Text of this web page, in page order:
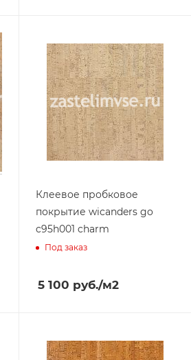
Клеевое пробковое
покрытие wicanders go
c95h001 charm
Под заказ
5 100 руб./м2